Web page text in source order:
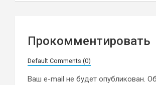
Прокомментировать
Default Comments (0)
Ваш e-mail не будет опубликован.